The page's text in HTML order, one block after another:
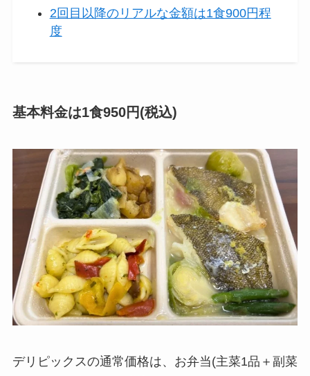
2回目以降のリアルな金額は1食900円程
度
基本料金は1食950円(税込)
デリピックスの通常価格は、お弁当(主菜1品＋副菜